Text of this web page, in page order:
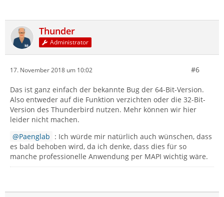
Thunder
Administrator
17. November 2018 um 10:02 #6
Das ist ganz einfach der bekannte Bug der 64-Bit-Version.
Also entweder auf die Funktion verzichten oder die 32-Bit-
Version des Thunderbird nutzen. Mehr können wir hier
leider nicht machen.
Paenglab : Ich würde mir natürlich auch wünschen, dass
es bald behoben wird, da ich denke, dass dies für so
manche professionelle Anwendung per MAPI wichtig wäre.